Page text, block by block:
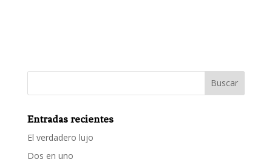
Entradas recientes
El verdadero lujo
Dos en uno